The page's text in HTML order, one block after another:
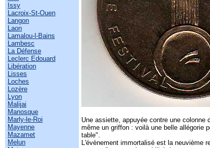
Issy
Lacroix-St-Ouen
Langon
Laon
Lamalou-l-Bains
Lambesc
La Défense
Leclerc Edouard
Libération
Lisses
Loches
Lozère
Lyon
Malijai
Manosque
Marly-le-Roi
Mayenne
Mazamet
Melun
Une assiette, appuyée contre une colonne
même un griffon : voilà une belle allégorie
table".
L'évènement immortalisé est la neuvième